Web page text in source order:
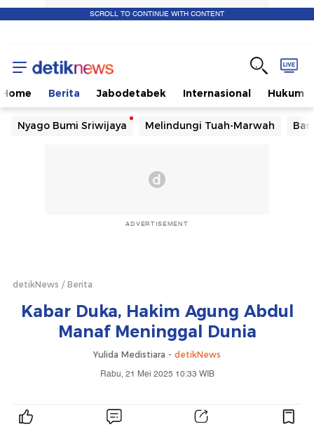
SCROLL TO CONTINUE WITH CONTENT
Home Berita Jabodetabek Internasional Hukum
Nyago Bumi Sriwijaya Melindungi Tuah-Marwah
ADVERTISEMENT
detikNews Berita
Kabar Duka, Hakim Agung Abdul
Manaf Meninggal Dunia
Yulida Medistiara - detikNews
Rabu, 21 Mei 2025 10:33 WIB